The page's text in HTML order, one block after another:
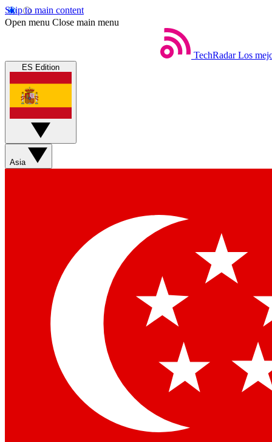
Skip to main content
Open menu Close main menu
TechRadar Los
ES Edition
Asia